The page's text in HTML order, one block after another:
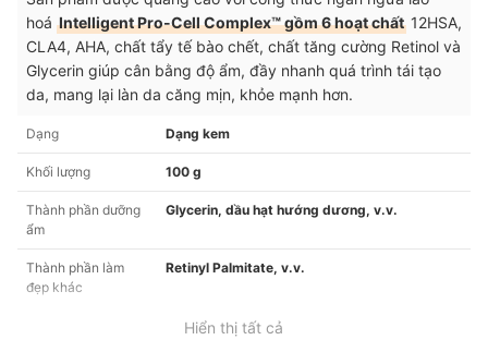
hoá Intelligent Pro-Cell Complex™ gồm 6 hoạt chất 12HSA,
CLA4, AHA, chất tẩy tế bào chết, chất tăng cường Retinol và
Glycerin giúp cân bằng độ ẩm, đầy nhanh quá trình tái tạo
da, mang lại làn da căng mịn, khỏe mạnh hơn.
Dạng Dạng kem
Khối lượng 100 g
Thành phần dưỡng
ẩm
Glycerin, dầu hạt hướng dương, v.v.
Thành phần làm
đẹp khác
Retinyl Palmitate, v.v.
Hiển thị tất cả